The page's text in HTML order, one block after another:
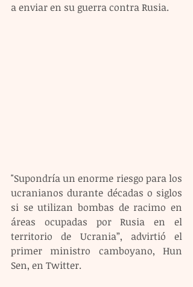
a enviar en su guerra contra Rusia.
"Supondría un enorme riesgo para los
ucranianos durante décadas o siglos
si se utilizan bombas de racimo en
áreas ocupadas por Rusia en el
territorio de Ucrania”, advirtió el
primer ministro camboyano, Hun
Sen, en Twitter.